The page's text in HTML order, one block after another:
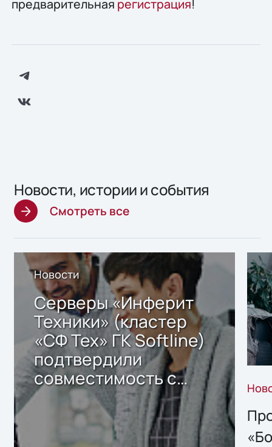
предварительная регистрация!
Новости, истории и события
Смотреть все
Новости
Серверы «Инферит
Техники» (кластер
«СФ Тех» ГК Softline)
подтвердили
совместимость с
решением Sharx
Storage 2.x для
хранения данных